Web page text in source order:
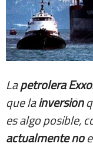
Lapetrolera
que lainversión
es algo posible,
actualmenteno